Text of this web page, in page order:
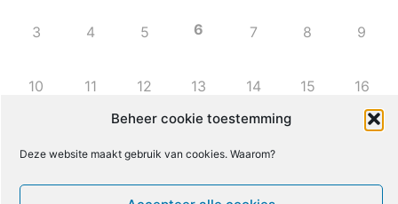
Beheer cookie toestemming
Deze website maakt gebruik van cookies. Waarom?
3 4 5 6 7 8 9
10 11 12 13 14 15 16
28